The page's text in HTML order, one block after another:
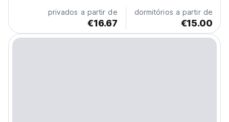
privados a partir de
€16.67
dormitórios a partir de
€15.00